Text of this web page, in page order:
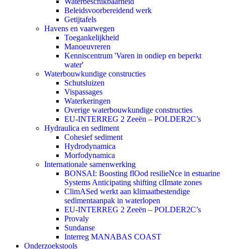
Beleidsvoorbereidend werk
Getijtafels
Havens en vaarwegen
Toegankelijkheid
Manoeuvreren
Kenniscentrum 'Varen in ondiep en beperkt
water'
Waterbouwkundige constructies
Schutsluizen
Vispassages
Waterkeringen
Overige waterbouwkundige constructies
EU-INTERREG 2 Zeeën – POLDER2C’s
Hydraulica en sediment
Cohesief sediment
Hydrodynamica
Morfodynamica
Internationale samenwerking
BONSAI: Boosting flOod resilieNce in estuarine
Systems Anticipating shifting clImate zones
ClimASed werkt aan klimaatbestendige
sedimentaanpak in waterlopen
EU-INTERREG 2 Zeeën – POLDER2C’s
Provaly
Sundanse
Interreg MANABAS COAST
Onderzoekstools